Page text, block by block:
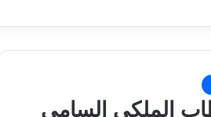
الملكي السامي